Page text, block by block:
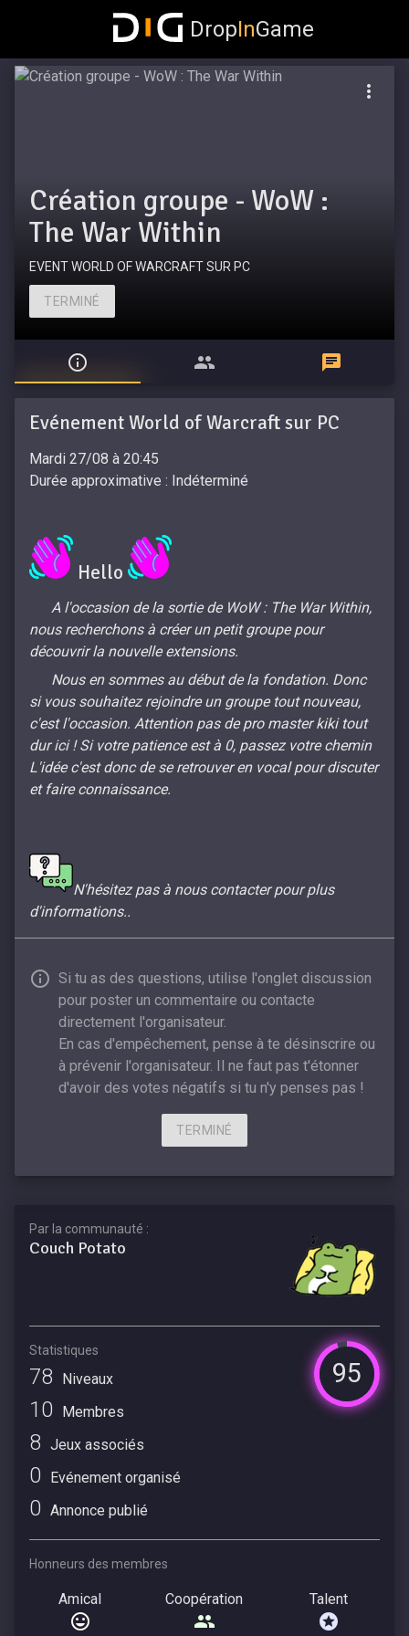
DropInGame
Création groupe - WoW :
The War Within
EVENT WORLD OF WARCRAFT SUR PC
TERMINÉ
Evénement World of Warcraft sur PC
Mardi 27/08 à 20:45
Durée approximative : Indéterminé
Hello
A l'occasion de la sortie de WoW : The War Within,
nous recherchons à créer un petit groupe pour
découvrir la nouvelle extensions.
Nous en sommes au début de la fondation. Donc
si vous souhaitez rejoindre un groupe tout nouveau,
c'est l'occasion. Attention pas de pro master kiki tout
dur ici ! Si votre patience est à 0, passez votre chemin
L'idée c'est donc de se retrouver en vocal pour discuter
et faire connaissance.
N'hésitez pas à nous contacter pour plus
d'informations..
Si tu as des questions, utilise l'onglet discussion
pour poster un commentaire ou contacte
directement l'organisateur.
En cas d'empêchement, pense à te désinscrire ou
à prévenir l'organisateur. Il ne faut pas t'étonner
d'avoir des votes négatifs si tu n'y penses pas !
TERMINÉ
Par la communauté :
Couch Potato
Statistiques
95
78 Niveaux
10 Membres
8 Jeux associés
0 Evénement organisé
0 Annonce publié
Honneurs des membres
Amical Coopération Talent